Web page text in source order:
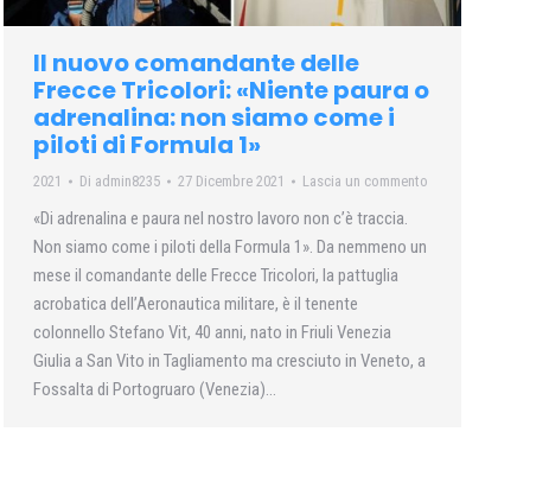
Il nuovo comandante delle
Frecce Tricolori: «Niente paura o
adrenalina: non siamo come i
piloti di Formula 1»
2021 Di admin8235 27 Dicembre 2021 Lascia un commento
«Di adrenalina e paura nel nostro lavoro non c’è traccia.
Non siamo come i piloti della Formula 1». Da nemmeno un
mese il comandante delle Frecce Tricolori, la pattuglia
acrobatica dell’Aeronautica militare, è il tenente
colonnello Stefano Vit, 40 anni, nato in Friuli Venezia
Giulia a San Vito in Tagliamento ma cresciuto in Veneto, a
Fossalta di Portogruaro (Venezia)…